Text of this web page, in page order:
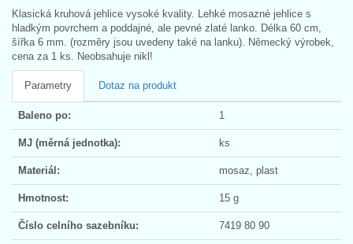
Klasická kruhová jehlice vysoké kvality. Lehké mosazné jehlice s
hladkým povrchem a poddajné, ale pevné zlaté lanko. Délka 60 cm,
šířka 6 mm. (rozměry jsou uvedeny také na lanku). Německý výrobek,
cena za 1 ks. Neobsahuje nikl!
Parametry Dotaz na produkt
Baleno po: 1
MJ (měrná jednotka): ks
Materiál: mosaz, plast
Hmotnost: 15 g
Číslo celního sazebníku: 7419 80 90